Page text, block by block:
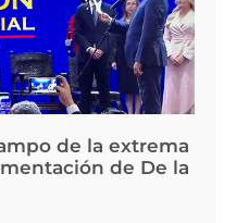
de la extrema
de De la